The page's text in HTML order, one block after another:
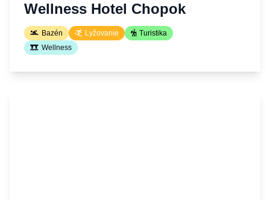
Wellness Hotel Chopok
Bazén Lyžovanie
Turistika
Wellness